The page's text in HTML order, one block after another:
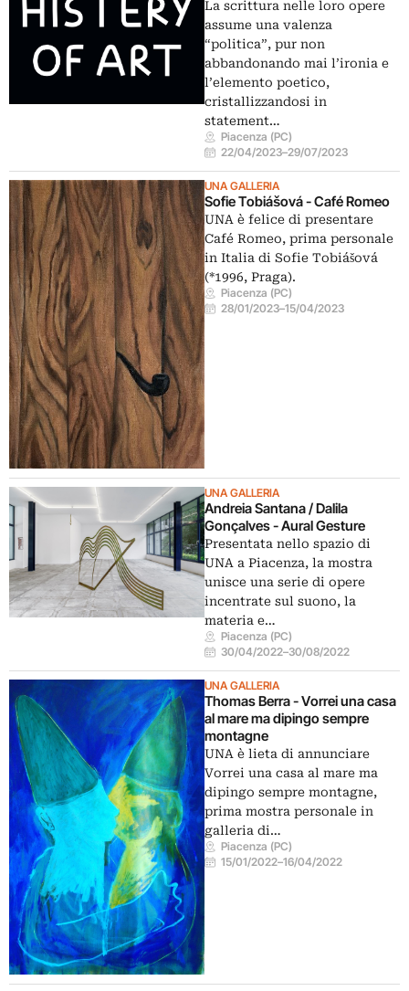
La scrittura nelle loro opere
assume una valenza
“politica”, pur non
abbandonando mai l’ironia e
l’elemento poetico,
cristallizzandosi in
statement…
Piacenza (PC)
22/04/2023–29/07/2023
UNA GALLERIA
Sofie Tobiášová - Café Romeo
UNA è felice di presentare
Café Romeo, prima personale
in Italia di Sofie Tobiášová
(*1996, Praga).
Piacenza (PC)
28/01/2023–15/04/2023
UNA GALLERIA
Andreia Santana / Dalila
Gonçalves - Aural Gesture
Presentata nello spazio di
UNA a Piacenza, la mostra
unisce una serie di opere
incentrate sul suono, la
materia e…
Piacenza (PC)
30/04/2022–30/08/2022
UNA GALLERIA
Thomas Berra - Vorrei una casa
al mare ma dipingo sempre
montagne
UNA è lieta di annunciare
Vorrei una casa al mare ma
dipingo sempre montagne,
prima mostra personale in
galleria di…
Piacenza (PC)
15/01/2022–16/04/2022